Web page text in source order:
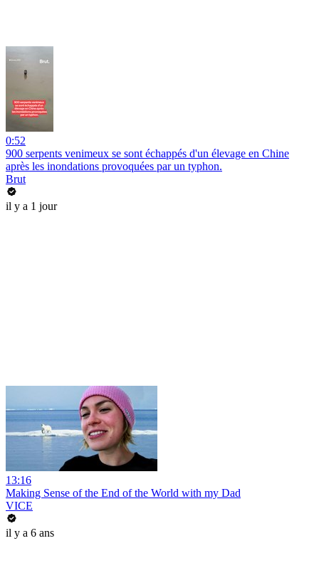
0:52
900 serpents venimeux se sont échappés d'un élevage en Chine
après les inondations provoquées par un typhon.
Brut
il y a 1 jour
13:16
Making Sense of the End of the World with my Dad
VICE
il y a 6 ans